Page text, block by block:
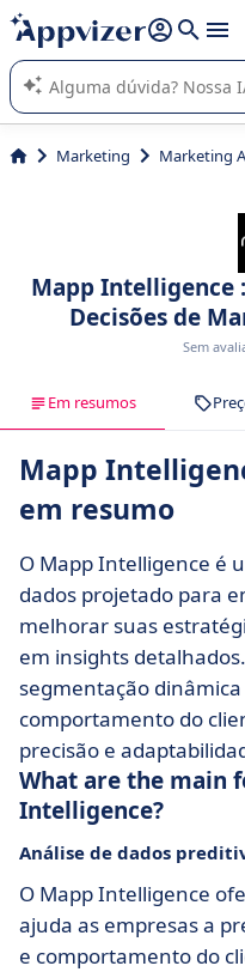
de nossa IA (várias linhas com
A IA do Appvizer o orienta no
SaaS para sua empresa.
Marketing Marketing
Mapp Intelligence
Decisões de
Sem
Em resumos
Mapp
em resumo
O Mapp Intelligence é
dados projetado para
melhorar suas
em insights
segmentação
comportamento do
precisão e
What are the main
Intelligence?
Análise de dados
O Mapp Intelligence
ajuda as empresas a
e comportamento do